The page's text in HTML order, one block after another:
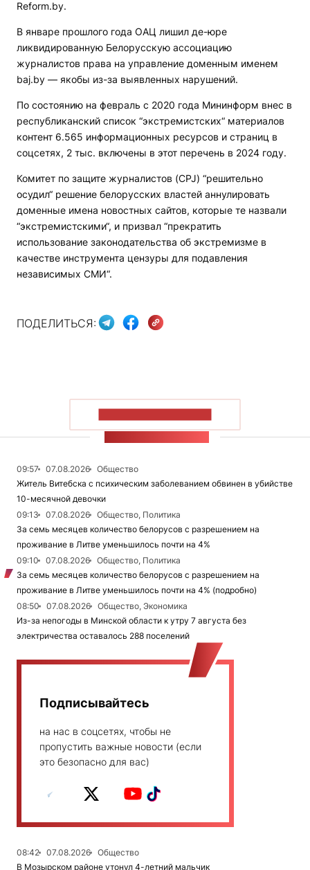
Reform.by.
В январе прошлого года ОАЦ лишил де-юре
ликвидированную Белорусскую ассоциацию
журналистов права на управление доменным именем
baj.by — якобы из-за выявленных нарушений.
По состоянию на февраль с 2020 года Мининформ внес в
республиканский список “экстремистских“ материалов
контент 6.565 информационных ресурсов и страниц в
соцсетях, 2 тыс. включены в этот перечень в 2024 году.
Комитет по защите журналистов (CPJ) “решительно
осудил“ решение белорусских властей аннулировать
доменные имена новостных сайтов, которые те назвали
“экстремистскими“, и призвал “прекратить
использование законодательства об экстремизме в
качестве инструмента цензуры для подавления
независимых СМИ“.
ПОДЕЛИТЬСЯ:
09:57 07.08.2026
Общество
Житель Витебска с психическим заболеванием обвинен в убийстве
10-месячной девочки
09:13
07.08.2026
Общество, Политика
За семь месяцев количество белорусов с разрешением на
проживание в Литве уменьшилось почти на 4%
09:10
07.08.2026
Общество, Политика
За семь месяцев количество белорусов с разрешением на
проживание в Литве уменьшилось почти на 4% (подробно)
08:50
07.08.2026
Общество, Экономика
Из-за непогоды в Минской области к утру 7 августа без
электричества оставалось 288 поселений
Подписывайтесь
на нас в соцсетях, чтобы не
пропустить важные новости (если
это безопасно для вас)
08:42 07.08.2026
Общество
В Мозырском районе утонул 4-летний мальчик